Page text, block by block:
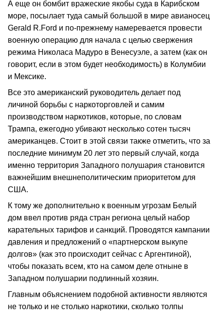
А еще он бомбит вражеские якобы суда в Карибском
море, посылает туда самый большой в мире авианосец
Gerald R.Ford и по-прежнему намеревается провести
военную операцию для начала с целью свержения
режима Николаса Мадуро в Венесуэле, а затем (как он
говорит, если в этом будет необходимость) в Колумбии
и Мексике.
Все это американский руководитель делает под
личиной борьбы с наркоторговлей и самим
производством наркотиков, которые, по словам
Трампа, ежегодно убивают несколько сотен тысяч
американцев. Стоит в этой связи также отметить, что за
последние минимум 20 лет это первый случай, когда
именно территория Западного полушария становится
важнейшим внешнеполитическим приоритетом для
США.
К тому же дополнительно к военным угрозам Белый
дом ввел против ряда стран региона целый набор
карательных тарифов и санкций. Проводятся кампании
давления и предложений о «партнерском выкупе
долгов» (как это происходит сейчас с Аргентиной),
чтобы показать всем, кто на самом деле отныне в
Западном полушарии подлинный хозяин.
Главным объяснением подобной активности являются
не только и не столько наркотики, сколько толпы